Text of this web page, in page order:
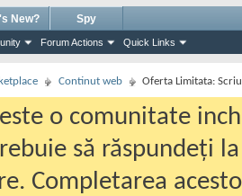
Forum Actions Quick Links
New? Spy
Continut web Oferta Limitata:
este o comunitate
să răspundeți
Completarea